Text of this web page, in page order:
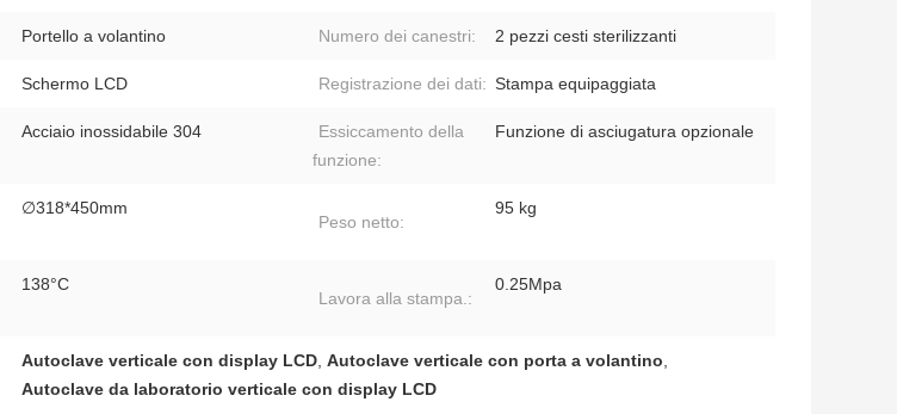
Portello a volantino Numero dei canestri: 2 pezzi cesti sterilizzanti
Schermo LCD Registrazione dei dati: Stampa equipaggiata
Acciaio inossidabile 304
Essiccamento della
funzione:
Funzione di asciugatura opzionale
∅318*450mm
Peso netto:
95 kg
138°C
Lavora alla stampa.:
0.25Mpa
Autoclave verticale con display LCD, Autoclave verticale con porta a volantino,
Autoclave da laboratorio verticale con display LCD